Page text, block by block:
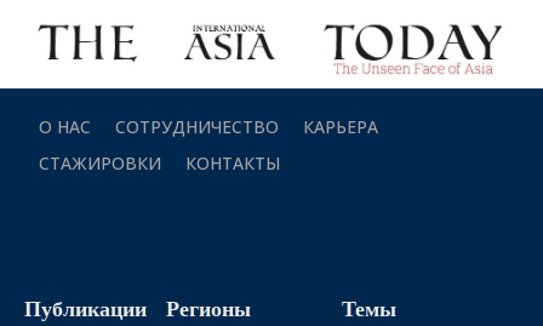
О НАС СОТРУДНИЧЕСТВО
КАРЬЕРА
СТАЖИРОВКИ
КОНТАКТЫ
Публикации Регионы Темы